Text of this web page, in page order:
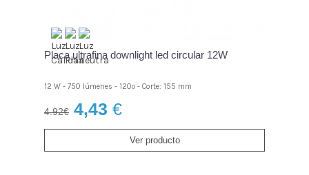
Placa ultrafina downlight led circular 12W
12 W - 750 lúmenes - 120º - Corte: 155 mm
4.92€ 4,43 €
Ver producto